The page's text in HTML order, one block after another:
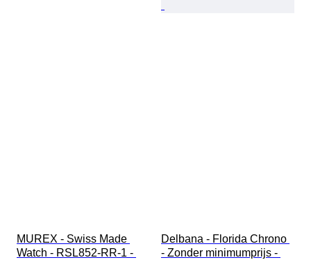
MUREX - Swiss Made
Watch - RSL852-RR-1 -
Delbana - Florida Chrono
- Zonder minimumprijs -